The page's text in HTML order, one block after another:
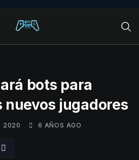
bots para
nuevos jugadores
2020 6 AÑOS AGO
Tiktok